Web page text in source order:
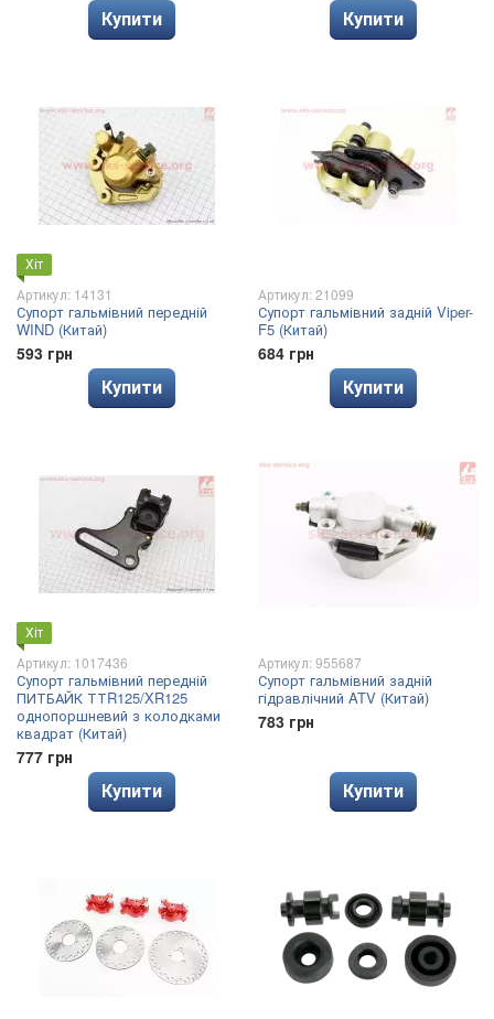
Купити Купити
Хіт
Артикул: 14131
Супорт гальмівний передній
WIND (Китай)
593 грн
Купити
Артикул: 21099
Супорт гальмівний задній Viper-
F5 (Китай)
684 грн
Купити
Хіт
Артикул: 1017436
Супорт гальмівний передній
ПИТБАЙК ТТR125/XR125
однопоршневий з колодками
квадрат (Китай)
777 грн
Купити
Артикул: 955687
Супорт гальмівний задній
гідравлічний ATV (Китай)
783 грн
Купити